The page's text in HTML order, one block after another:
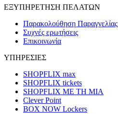
ΕΞΥΠΗΡΕΤΗΣΗ ΠΕΛΑΤΩΝ
Παρακολούθηση Παραγγελίας
Συχνές ερωτήσεις
Επικοινωνία
ΥΠΗΡΕΣΙΕΣ
SHOPFLIX max
SHOPFLIX tickets
SHOPFLIX ΜΕ ΤΗ ΜΙΑ
Clever Point
BOX NOW Lockers